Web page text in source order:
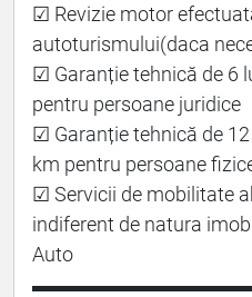
☑ Revizie motor
autoturismului(daca
☑ Garanție tehnică de 6
pentru persoane juridice
☑ Garanție tehnică de
km pentru persoane
☑ Servicii de mobilitate
indiferent de natura
Auto